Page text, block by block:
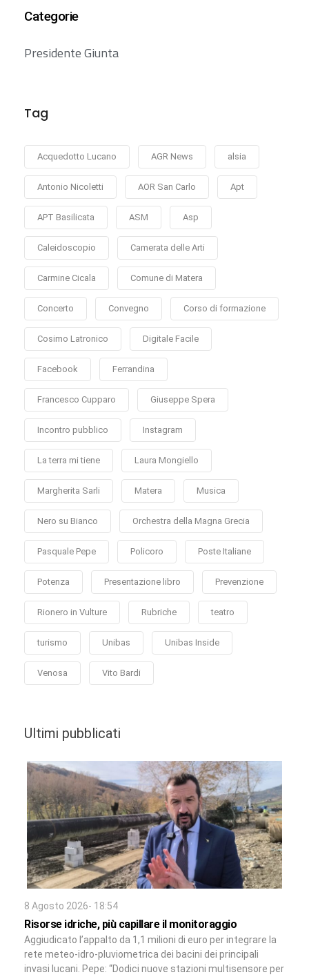
Categorie
Presidente Giunta
Tag
Acquedotto Lucano AGR News alsia
Antonio Nicoletti AOR San Carlo Apt
APT Basilicata ASM Asp
Caleidoscopio Camerata delle Arti
Carmine Cicala Comune di Matera
Concerto Convegno Corso di formazione
Cosimo Latronico Digitale Facile
Facebook Ferrandina
Francesco Cupparo Giuseppe Spera
Incontro pubblico Instagram
La terra mi tiene Laura Mongiello
Margherita Sarli Matera Musica
Nero su Bianco Orchestra della Magna Grecia
Pasquale Pepe Policoro Poste Italiane
Potenza Presentazione libro Prevenzione
Rionero in Vulture Rubriche teatro
turismo Unibas Unibas Inside
Venosa Vito Bardi
Ultimi pubblicati
8 Agosto 2026- 18:54
Risorse idriche, più capillare il monitoraggio
Aggiudicato l’appalto da 1,1 milioni di euro per integrare la
rete meteo-idro-pluviometrica dei bacini dei principali
invasi lucani. Pepe: “Dodici nuove stazioni multisensore per